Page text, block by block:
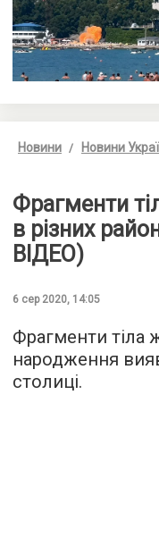
Новини Новини
Фрагменти
в різних
ВІДЕО)
6 сер 2020, 14:05
Фрагменти тіла
народження
столиці.